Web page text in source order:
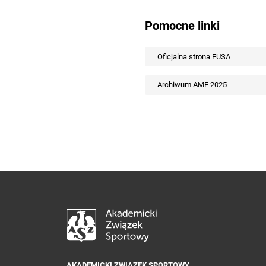
Pomocne linki
Oficjalna strona EUSA
Archiwum AME 2025